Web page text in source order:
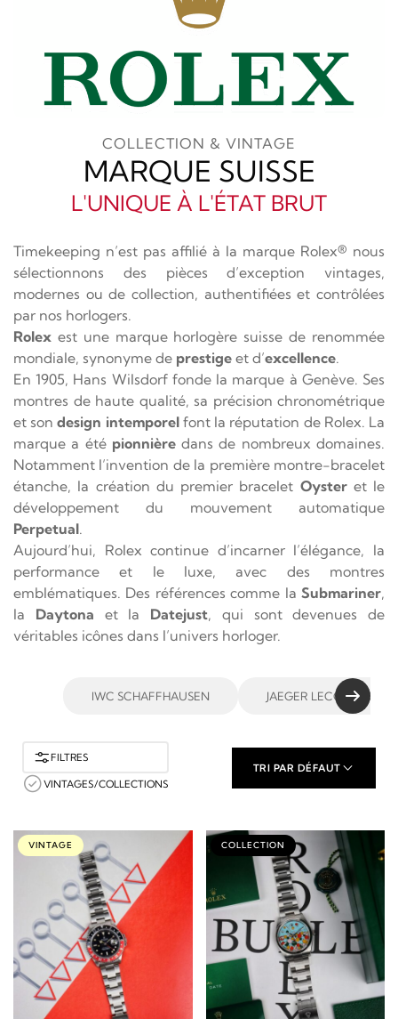
COLLECTION & VINTAGE
MARQUE SUISSE
L'UNIQUE À L'ÉTAT BRUT
Timekeeping n’est pas affilié à la marque Rolex® nous
sélectionnons des pièces d’exception vintages,
modernes ou de collection, authentifiées et contrôlées
par nos horlogers.
Rolex est une marque horlogère suisse de renommée
mondiale, synonyme de prestige et d’excellence.
En 1905, Hans Wilsdorf fonde la marque à Genève. Ses
montres de haute qualité, sa précision chronométrique
et sondesign intemporelfont la réputation de Rolex. La
marque a été pionnièredans de nombreux domaines.
Notamment l’invention de la première montre-bracelet
étanche, la création du premier bracelet Oyster et le
développement du mouvement automatique
Perpetual.
Aujourd’hui, Rolex continue d’incarner l’élégance, la
performance et le luxe, avec des montres
emblématiques. Des références comme la Submariner,
la Daytona et la Datejust, qui sont devenues de
véritables icônes dans l’univers horloger.
IWC SCHAFFHAUSEN JAEGER LECOULTRE
FILTRES
VINTAGES/COLLECTIONS
TRI PAR DÉFAUT
VINTAGE COLLECTION